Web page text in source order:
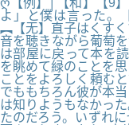
ღ【例】│【和】【9
よ」と僕は言った。
︻【无】直子はくす
音を聴きながら葡萄
は部屋に戻って本を
を眺めて緑のことを
ことをよろしく頼む
でももちろん彼が本
は知りようもなかっ
たのだろう。いずれ